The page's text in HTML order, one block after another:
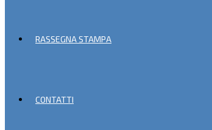
RASSEGNA STAMPA
CONTATTI